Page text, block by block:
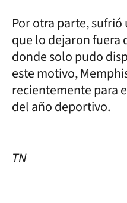
Por otra parte,
que lo dejaron fuera
donde solo pudo
este motivo,
recientemente para
del año deportivo.
TN